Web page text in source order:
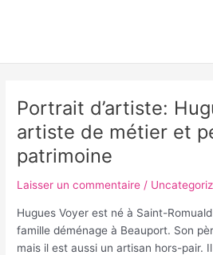
Portrait d’artiste:
artiste de métier et
patrimoine
Laisser un commentaire /
Hugues Voyer est né à Saint-
famille déménage à Beauport. Son
mais il est aussi un artisan hors-pair.
Portrait
d’artiste:
Hugues
Voyer,
de
métier
et
peintre